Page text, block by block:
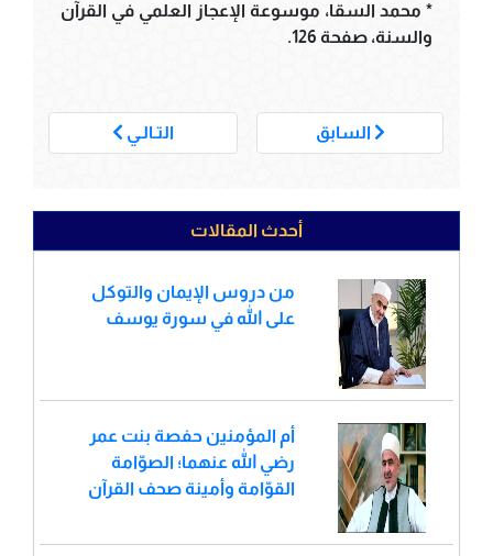
* محمد السقا، موسوعة الإعجاز العلمي في القرآن
والسنة، صفحة 126.
السابق التـالـي
أحدث المقالات
من دروس الإيمان والتوكل
على الله في سورة يوسف
أم المؤمنين حفصة بنت عمر
رضي الله عنهما؛ الصوّامة
القوّامة وأمينة صحف القرآن